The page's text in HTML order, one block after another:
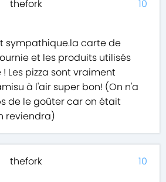
thefork
sympathique.la carte de
et les produits utilisés
Les pizza sont vraiment
à l'air super bon! (On n'a
de le goûter car on était
reviendra)
10
thefork 10